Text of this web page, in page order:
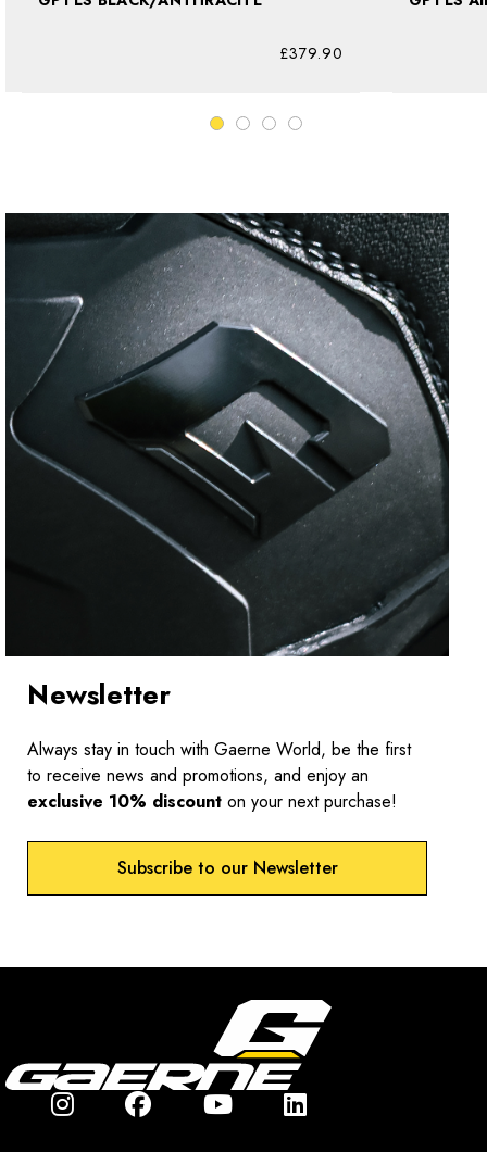
£379.90
Newsletter
Always stay in touch with Gaerne World, be the first
to receive news and promotions, and enjoy an
exclusive 10% discount on your next purchase!
Subscribe to our Newsletter